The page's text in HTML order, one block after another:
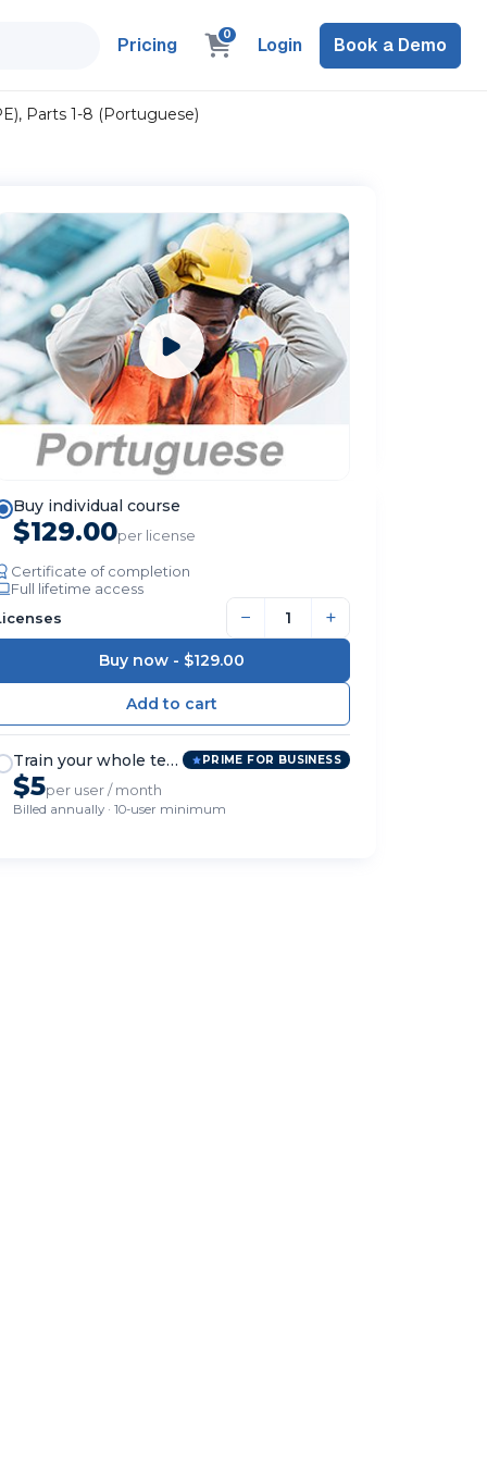
Pricing 0 Login Book a Demo
Parts 1-8 (Portuguese)
Buy individual course
$129.00per license
Certificate of completion
Full lifetime access
− +
Buy now - $129.00
Train your whole team PRIME FOR BUSINESS
$5per user / month
Billed annually · 10-user minimum